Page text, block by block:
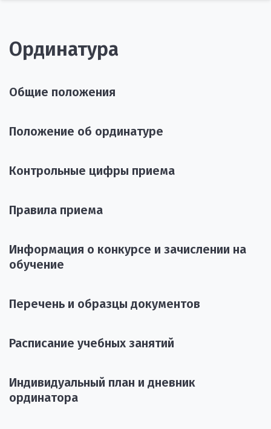
Ординатура
Общие положения
Положение об ординатуре
Контрольные цифры приема
Правила приема
Информация о конкурсе и зачислении на
обучение
Перечень и образцы документов
Расписание учебных занятий
Индивидуальный план и дневник
ординатора